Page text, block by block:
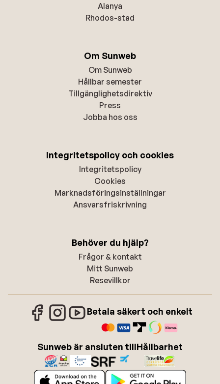
Alanya
Rhodos-stad
Om Sunweb
Om Sunweb
Hållbar semester
Tillgänglighetsdirektiv
Press
Jobba hos oss
Integritetspolicy och cookies
Integritetspolicy
Cookies
Marknadsföringsinställningar
Ansvarsfriskrivning
Behöver du hjälp?
Frågor & kontakt
Mitt Sunweb
Resevillkor
Betala säkert och enkelt
Sunweb är ansluten tillHållbarhet